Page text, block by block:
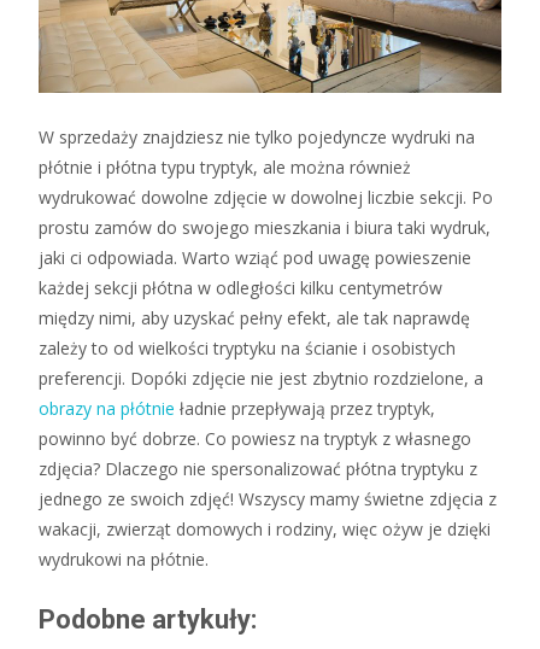
W sprzedaży znajdziesz nie tylko pojedyncze wydruki na
płótnie i płótna typu tryptyk, ale można również
wydrukować dowolne zdjęcie w dowolnej liczbie sekcji. Po
prostu zamów do swojego mieszkania i biura taki wydruk,
jaki ci odpowiada. Warto wziąć pod uwagę powieszenie
każdej sekcji płótna w odległości kilku centymetrów
między nimi, aby uzyskać pełny efekt, ale tak naprawdę
zależy to od wielkości tryptyku na ścianie i osobistych
preferencji. Dopóki zdjęcie nie jest zbytnio rozdzielone, a
obrazy na płótnie ładnie przepływają przez tryptyk,
powinno być dobrze. Co powiesz na tryptyk z własnego
zdjęcia? Dlaczego nie spersonalizować płótna tryptyku z
jednego ze swoich zdjęć! Wszyscy mamy świetne zdjęcia z
wakacji, zwierząt domowych i rodziny, więc ożyw je dzięki
wydrukowi na płótnie.
Podobne artykuły: